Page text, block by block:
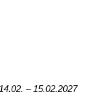
– 15.02.2027